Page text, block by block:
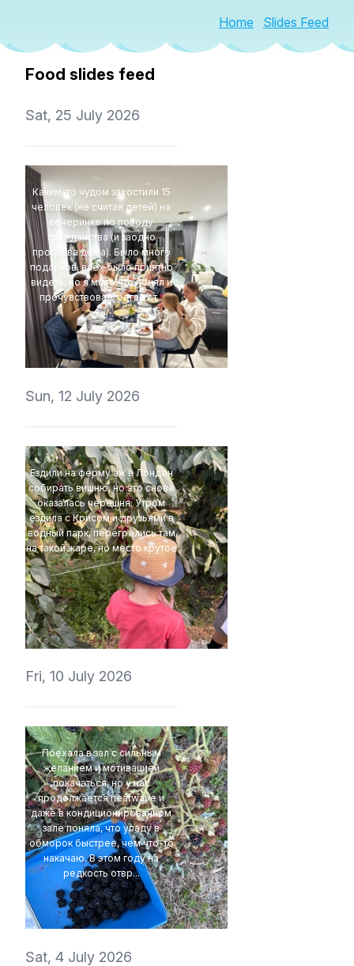
Home Slides Feed
Food slides feed
Sat, 25 July 2026
Каким-то чудом захостили 15
человек (не считая детей) на
вечеринке по поводу
гражданства (и заодно
прогрева дома). Было много
подарков, всех было приятно
видеть, но я мало что понял и
прочувствовал, бегая от...
4Eki
Sun, 12 July 2026
Ездили на ферму аж в Лондон
собирать вишню, но это снова
оказалась черешня. Утром
ездила с Крисом и друзьями в
водный парк, перегрелись там
на такой жаре, но место крутое
t1r1
Fri, 10 July 2026
Поехала в зал с сильным
желанием и мотивацией
покачаться, но у нас
продолжается heatwave и
даже в кондиционированном
зале поняла, что упаду в
обморок быстрее, чем что-то
накачаю. В этом году на
редкость отвр...
t1r1
Sat, 4 July 2026